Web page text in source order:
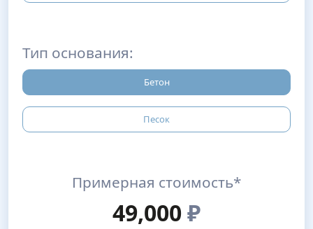
Тип основания:
Бетон
Песок
Примерная стоимость*
49,000₽